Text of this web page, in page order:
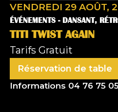
VENDREDI 29 AOÛT,
ÉVÉNEMENTS - DANSANT,
TITI TWIST AGAIN
Tarifs Gratuit
Réservation de table
Nom(Nécessaire)
Informations 04 76 75